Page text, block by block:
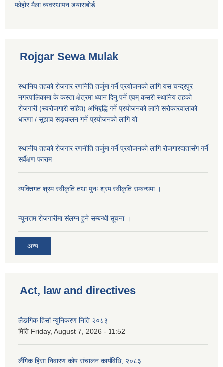
फोहोर मैला व्यवस्थापन डयासबोर्ड
Rojgar Sewa Mulak
स्थानिय तहको रोजगार रणनिति तर्जुमा गर्ने प्रयोजनको लागि यस चन्द्रपुर
नगरपालिकामा के कस्ता क्षेत्रमा ध्यान दिनु पर्ने एवम् कसरी स्थानिय तहको
रोजगारी (स्वरोजगारी सहित) अभिबृद्धि गर्ने प्रयोजनको लागि सरोकारवालाको
धारणा / सुझाव सङ्कलन गर्ने प्रयोजनको लागि यो
स्थानीय तहको रोजगार रणनीति तर्जुमा गर्ने प्रयोजनको लागि रोजगारदातासँग गर्ने
सर्वेक्षण फाराम
व्यक्तिगत श्रम स्वीकृति तथा पुनः श्रम स्वीकृति सम्बन्धमा ।
न्यूनत्तम रोजगारीमा संलग्न हुने सम्बन्धी सूचना ।
अन्य
Act, law and directives
लैङगिक हिसां न्युनिकरण निति २०८३
मिति Friday, August 7, 2026 - 11:52
लैंगिक हिंसा निवारण कोष संचालन कार्यविधि, २०८३